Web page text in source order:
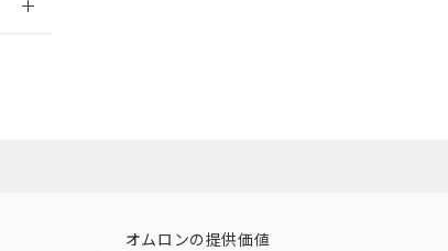
オムロンの提供価値